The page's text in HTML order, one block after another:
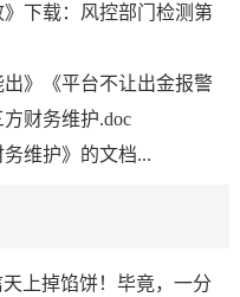
》下载：风控部门检测第
出》《平台不让出金报警
财务维护.doc
维护》的文档...
上掉馅饼！毕竟，一分